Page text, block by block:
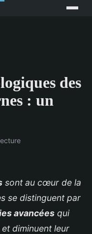
des
: un
sont au cœur de la
se distinguent par
avancées qui
diminuent leur